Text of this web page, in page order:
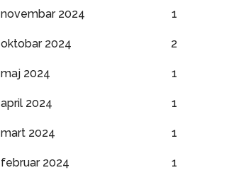
novembar 2024 1
oktobar 2024 2
maj 2024 1
april 2024 1
mart 2024 1
februar 2024 1